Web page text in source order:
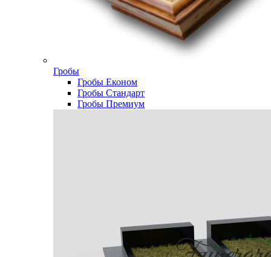
Гробы
Гробы Економ
Гробы Стандарт
Гробы Премиум